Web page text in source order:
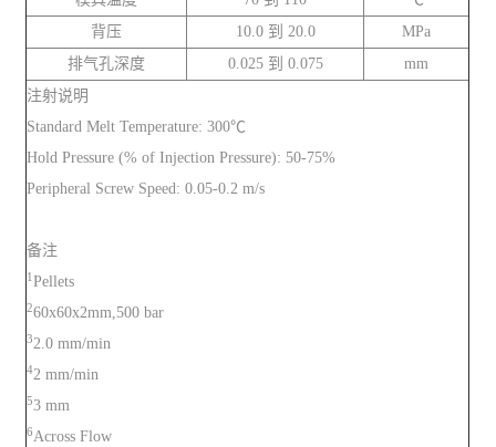
背压
10.0 到 20.0
MPa
排气孔深度
0.025 到 0.075
mm
注射说明
Standard Melt Temperature: 300℃
Hold Pressure (% of Injection Pressure): 50-75%
Peripheral Screw Speed: 0.05-0.2 m/s
备注
1Pellets
260x60x2mm,500 bar
32.0 mm/min
42 mm/min
53 mm
6Across Flow